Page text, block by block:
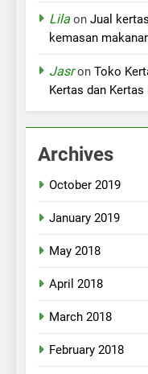
Lila on Jual
kemasan
Jasron Toko
Kertas dan
Archives
October 2019
January 2019
May 2018
April 2018
March 2018
February 2018